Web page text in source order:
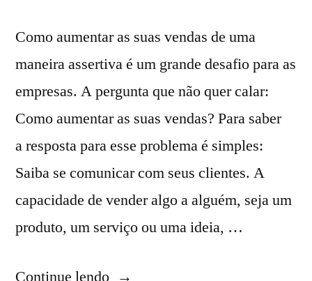
Como aumentar as suas vendas de uma
maneira assertiva é um grande desafio para as
empresas. A pergunta que não quer calar:
Como aumentar as suas vendas? Para saber
a resposta para esse problema é simples:
Saiba se comunicar com seus clientes. A
capacidade de vender algo a alguém, seja um
produto, um serviço ou uma ideia, …
Continue lendo